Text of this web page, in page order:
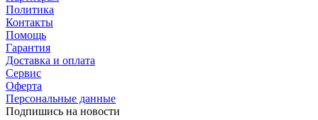
Политика
Контакты
Помощь
Гарантия
Доставка и оплата
Сервис
Оферта
Персональные данные
Подпишись на новости